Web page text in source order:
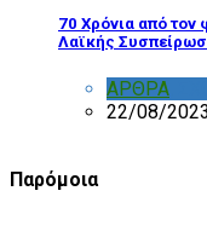
70 Χρόνια από
Λαϊκής
ΑΡΘΡΑ
22/08/2023
Παρόμοια